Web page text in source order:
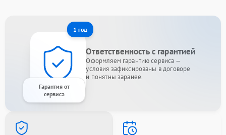
1 год
Гарантия от
сервиса
Ответственность с гарантией
Оформляем гарантию сервиса —
условия зафиксированы в договоре
и понятны заранее.